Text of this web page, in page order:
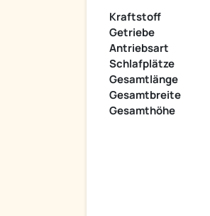
Kraftstoff
Getriebe
Antriebsart
Schlafplätze
Gesamtlänge
Gesamtbreite
Gesamthöhe